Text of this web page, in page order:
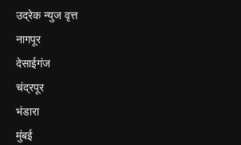
उद्रेक न्युज वृत्त
नागपूर
देसाईगंज
चंद्रपूर
भंडारा
मुंबई